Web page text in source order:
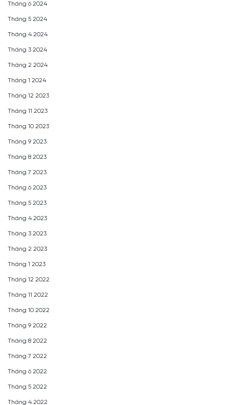
Tháng 6 2024
Tháng 5 2024
Tháng 4 2024
Tháng 3 2024
Tháng 2 2024
Tháng 1 2024
Tháng 12 2023
Tháng 11 2023
Tháng 10 2023
Tháng 9 2023
Tháng 8 2023
Tháng 7 2023
Tháng 6 2023
Tháng 5 2023
Tháng 4 2023
Tháng 3 2023
Tháng 2 2023
Tháng 1 2023
Tháng 12 2022
Tháng 11 2022
Tháng 10 2022
Tháng 9 2022
Tháng 8 2022
Tháng 7 2022
Tháng 6 2022
Tháng 5 2022
Tháng 4 2022